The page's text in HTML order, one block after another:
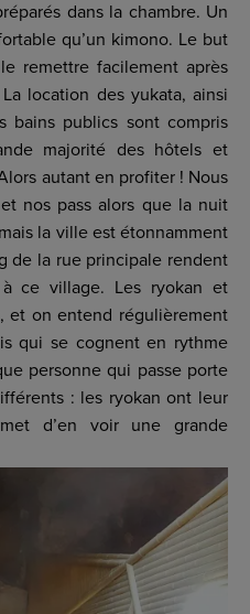
dans la chambre. Un
qu’un kimono. Le but
remettre facilement après
location des yukata, ainsi
bains publics sont compris
majorité des hôtels et
autant en profiter ! Nous
nos pass alors que la nuit
la ville est étonnamment
de la rue principale rendent
ce village. Les ryokan et
et on entend régulièrement
qui se cognent en rythme
personne qui passe porte
: les ryokan ont leur
d’en voir une grande